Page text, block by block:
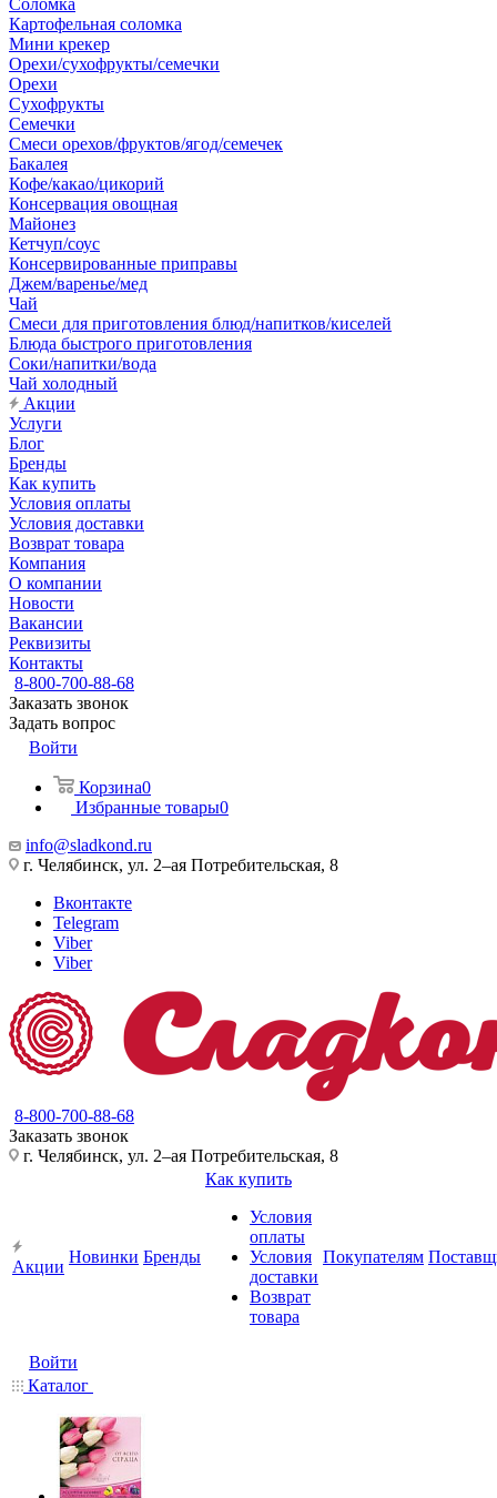
Соломка
Картофельная соломка
Мини крекер
Орехи/сухофрукты/семечки
Орехи
Сухофрукты
Семечки
Смеси орехов/фруктов/ягод/семечек
Бакалея
Кофе/какао/цикорий
Консервация овощная
Майонез
Кетчуп/соус
Консервированные приправы
Джем/варенье/мед
Чай
Смеси для приготовления блюд/напитков/киселей
Блюда быстрого приготовления
Соки/напитки/вода
Чай холодный
Акции
Услуги
Блог
Бренды
Как купить
Условия оплаты
Условия доставки
Возврат товара
Компания
О компании
Новости
Вакансии
Реквизиты
Контакты
8-800-700-88-68
Заказать звонок
Задать вопрос
Войти
Корзина0
Избранные товары0
info@sladkond.ru
г. Челябинск, ул. 2–ая Потребительская, 8
Вконтакте
Telegram
Viber
Viber
8-800-700-88-68
Заказать звонок
г. Челябинск, ул. 2–ая Потребительская, 8
Акции
Новинки Бренды
Как купить
Условия
оплаты
Условия
доставки
Возврат
товара
Покупателям
Войти
Каталог